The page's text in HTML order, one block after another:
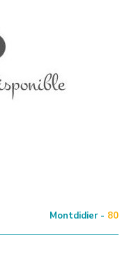
Montdidier - 80